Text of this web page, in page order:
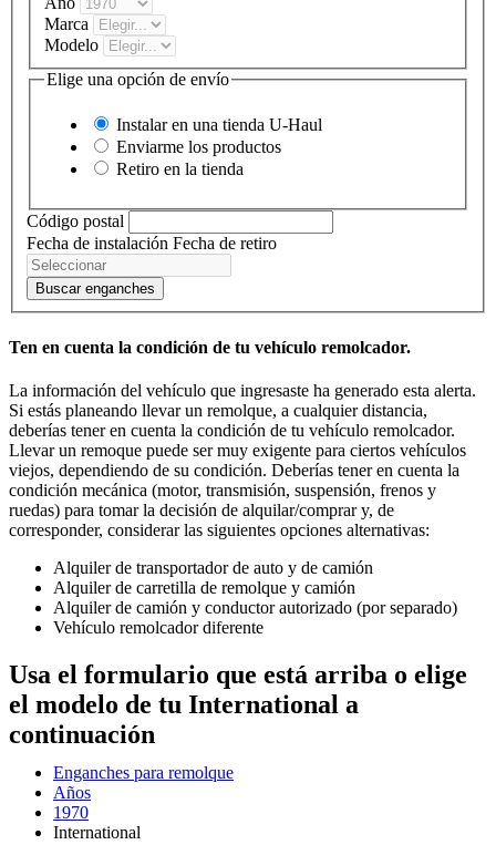
Marca
Modelo
Elige una opción de envío
Instalar en una tienda U-Haul
Enviarme los productos
Retiro en la tienda
Código postal
Fecha de instalación Fecha de retiro
Buscar enganches
Ten en cuenta la condición de tu vehículo remolcador.
La información del vehículo que ingresaste ha generado esta alerta.
Si estás planeando llevar un remolque, a cualquier distancia,
deberías tener en cuenta la condición de tu vehículo remolcador.
Llevar un remoque puede ser muy exigente para ciertos vehículos
viejos, dependiendo de su condición. Deberías tener en cuenta la
condición mecánica (motor, transmisión, suspensión, frenos y
ruedas) para tomar la decisión de alquilar/comprar y, de
corresponder, considerar las siguientes opciones alternativas:
Alquiler de transportador de auto y de camión
Alquiler de carretilla de remolque y camión
Alquiler de camión y conductor autorizado (por separado)
Vehículo remolcador diferente
Usa el formulario que está arriba o elige
el modelo de tu International a
continuación
Enganches para remolque
Años
1970
International